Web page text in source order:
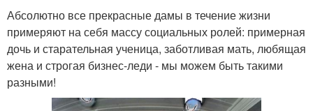
Абсолютно все прекрасные дамы в течение жизни
примеряют на себя массу социальных ролей: примерная
дочь и старательная ученица, заботливая мать, любящая
жена и строгая бизнес-леди - мы можем быть такими
разными!